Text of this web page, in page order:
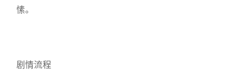
愫。
剧情流程